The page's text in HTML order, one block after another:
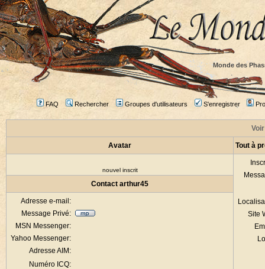
Monde des
FAQ Rechercher Groupes d'utilisateurs S'enregistrer
Avatar Tout à
nouvel inscrit
Site
Contact arthur45
Adresse e-mail:
Message Privé:
MSN Messenger:
Yahoo Messenger:
Adresse AIM:
Numéro ICQ: